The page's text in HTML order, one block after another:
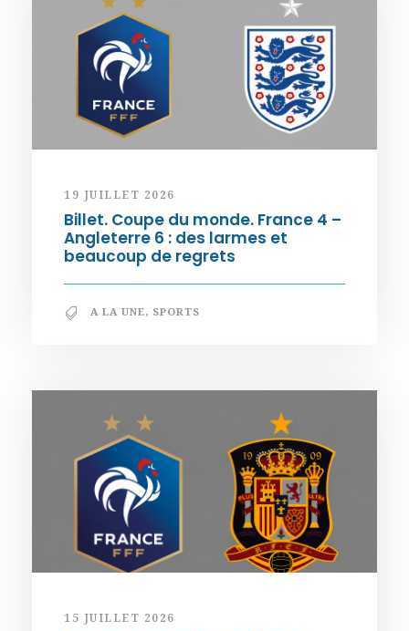
19 JUILLET 2026
Billet. Coupe du monde. France 4 –
Angleterre 6 : des larmes et
beaucoup de regrets
A LA UNE, SPORTS
15 JUILLET 2026